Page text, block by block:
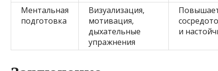
Ментальная
подготовка
Визуализация,
мотивация,
дыхательные
упражнения
и